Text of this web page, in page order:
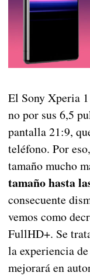
El Sony Xperia
no por sus 6,5
pantalla 21:9,
teléfono. Por
tamaño mucho
tamaño hasta
consecuente
vemos como
FullHD+. Se
la experiencia
mejorará en